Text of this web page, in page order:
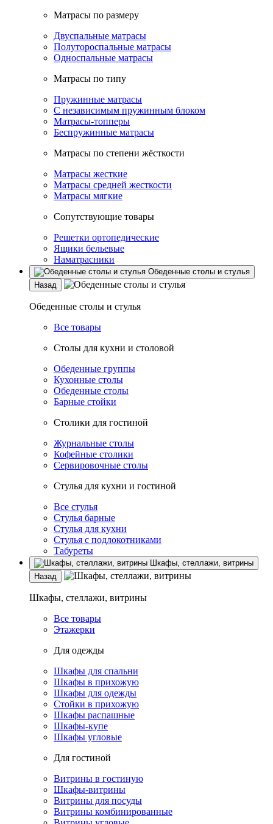
Матрасы по размеру
Двуспальные матрасы
Полутороспальные матрасы
Односпальные матрасы
Матрасы по типу
Пружинные матрасы
С независимым пружинным блоком
Матрасы-топперы
Беспружинные матрасы
Матрасы по степени жёсткости
Матрасы жесткие
Матрасы средней жесткости
Матрасы мягкие
Сопутствующие товары
Решетки ортопедические
Ящики бельевые
Наматрасники
Обеденные столы и стулья
Назад
Обеденные столы и стулья
Все товары
Столы для кухни и столовой
Обеденные группы
Кухонные столы
Обеденные столы
Барные стойки
Столики для гостиной
Журнальные столы
Кофейные столики
Сервировочные столы
Стулья для кухни и гостиной
Все стулья
Стулья барные
Стулья для кухни
Стулья с подлокотниками
Табуреты
Шкафы, стеллажи, витрины
Назад
Шкафы, стеллажи, витрины
Все товары
Этажерки
Для одежды
Шкафы для спальни
Шкафы в прихожую
Шкафы для одежды
Стойки в прихожую
Шкафы распашные
Шкафы-купе
Шкафы угловые
Для гостиной
Витрины в гостиную
Шкафы-витрины
Витрины для посуды
Витрины комбинированные